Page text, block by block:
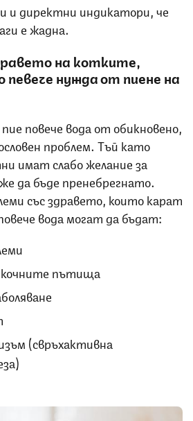
и директни индикатори, че
е жадна.
на котките,
нужда от пиене на
повече вода от обикновено,
проблем. Тъй като
имат слабо желание за
да бъде пренебрегнато.
със здравето, които карат
вода могат да бъдат:
пътища
(свръхактивна